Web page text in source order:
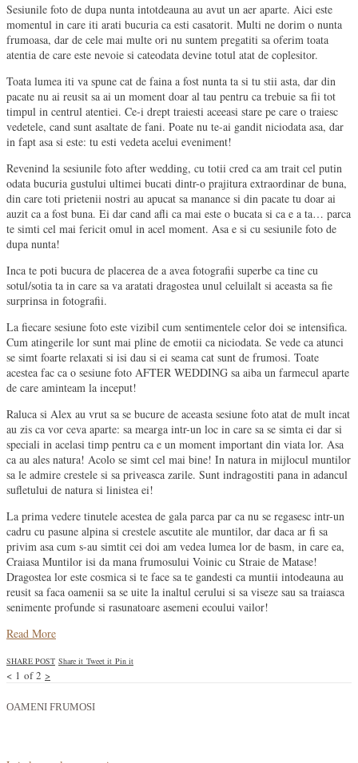
Sesiunile foto de dupa nunta intotdeauna au avut un aer aparte. Aici este
momentul in care iti arati bucuria ca esti casatorit. Multi ne dorim o nunta
frumoasa, dar de cele mai multe ori nu suntem pregatiti sa oferim toata
atentia de care este nevoie si cateodata devine totul atat de coplesitor.
Toata lumea iti va spune cat de faina a fost nunta ta si tu stii asta, dar din
pacate nu ai reusit sa ai un moment doar al tau pentru ca trebuie sa fii tot
timpul in centrul atentiei. Ce-i drept traiesti aceeasi stare pe care o traiesc
vedetele, cand sunt asaltate de fani. Poate nu te-ai gandit niciodata asa, dar
in fapt asa si este: tu esti vedeta acelui eveniment!
Revenind la sesiunile foto after wedding, cu totii cred ca am trait cel putin
odata bucuria gustului ultimei bucati dintr-o prajitura extraordinar de buna,
din care toti prietenii nostri au apucat sa manance si din pacate tu doar ai
auzit ca a fost buna. Ei dar cand afli ca mai este o bucata si ca e a ta… parca
te simti cel mai fericit omul in acel moment. Asa e si cu sesiunile foto de
dupa nunta!
Inca te poti bucura de placerea de a avea fotografii superbe ca tine cu
sotul/sotia ta in care sa va aratati dragostea unul celuilalt si aceasta sa fie
surprinsa in fotografii.
La fiecare sesiune foto este vizibil cum sentimentele celor doi se intensifica.
Cum atingerile lor sunt mai pline de emotii ca niciodata. Se vede ca atunci
se simt foarte relaxati si isi dau si ei seama cat sunt de frumosi. Toate
acestea fac ca o sesiune foto AFTER WEDDING sa aiba un farmecul aparte
de care aminteam la inceput!
Raluca si Alex au vrut sa se bucure de aceasta sesiune foto atat de mult incat
au zis ca vor ceva aparte: sa mearga intr-un loc in care sa se simta ei dar si
speciali in acelasi timp pentru ca e un moment important din viata lor. Asa
ca au ales natura! Acolo se simt cel mai bine! In natura in mijlocul muntilor
sa le admire crestele si sa priveasca zarile. Sunt indragostiti pana in adancul
sufletului de natura si linistea ei!
La prima vedere tinutele acestea de gala parca par ca nu se regasesc intr-un
cadru cu pasune alpina si crestele ascutite ale muntilor, dar daca ar fi sa
privim asa cum s-au simtit cei doi am vedea lumea lor de basm, in care ea,
Craiasa Muntilor isi da mana frumosului Voinic cu Straie de Matase!
Dragostea lor este cosmica si te face sa te gandesti ca muntii intodeauna au
reusit sa faca oamenii sa se uite la inaltul cerului si sa viseze sau sa traiasca
senimente profunde si rasunatoare asemeni ecoului vailor!
Read More
SHARE POST Share it Tweet it Pin it
< 1 of 2 >
OAMENI FRUMOSI